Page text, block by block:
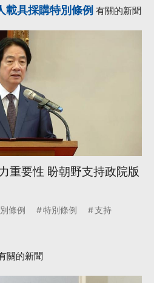
載具採購特別條例 有關的新聞
重要性 盼朝野支持政院版
條例 特別條例
支持
關的新聞